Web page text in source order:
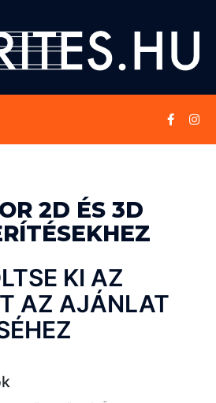
2D ÉS 3D
KI AZ
AZ AJÁNLAT